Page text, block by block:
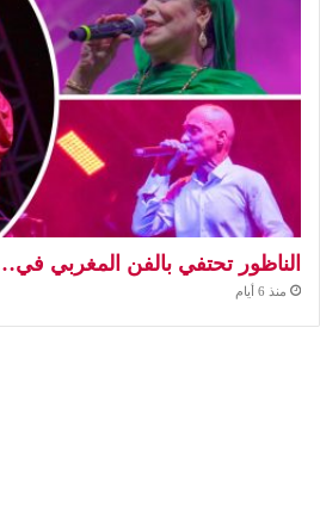
الناظور تحتفي بالفن المغربي
منذ 6 أيام